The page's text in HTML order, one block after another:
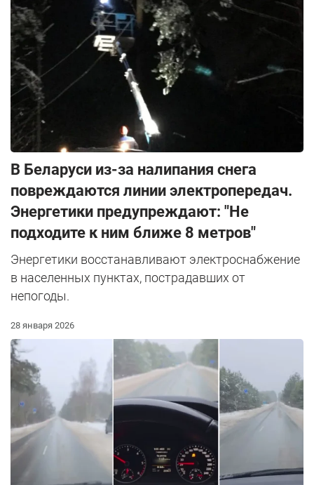
В Беларуси из-за налипания снега
повреждаются линии электропередач.
Энергетики предупреждают: "Не
подходите к ним ближе 8 метров"
Энергетики восстанавливают электроснабжение
в населенных пунктах, пострадавших от
непогоды.
28 января 2026